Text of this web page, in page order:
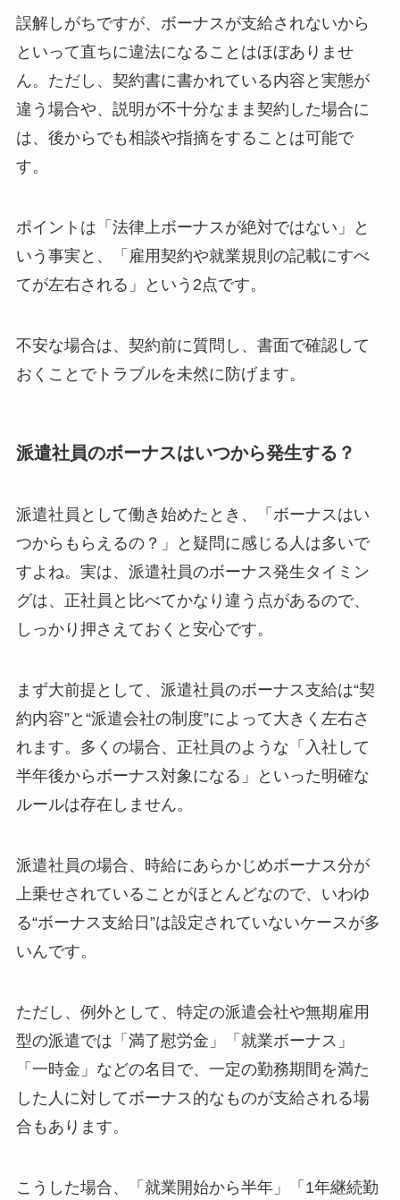
誤解しがちですが、ボーナスが支給されないから
といって直ちに違法になることはほぼありませ
ん。ただし、契約書に書かれている内容と実態が
違う場合や、説明が不十分なまま契約した場合に
は、後からでも相談や指摘をすることは可能で
す。
ポイントは「法律上ボーナスが絶対ではない」と
いう事実と、「雇用契約や就業規則の記載にすべ
てが左右される」という2点です。
不安な場合は、契約前に質問し、書面で確認して
おくことでトラブルを未然に防げます。
派遣社員のボーナスはいつから発生する？
派遣社員として働き始めたとき、「ボーナスはい
つからもらえるの？」と疑問に感じる人は多いで
すよね。実は、派遣社員のボーナス発生タイミン
グは、正社員と比べてかなり違う点があるので、
しっかり押さえておくと安心です。
まず大前提として、派遣社員のボーナス支給は“契
約内容”と“派遣会社の制度”によって大きく左右さ
れます。多くの場合、正社員のような「入社して
半年後からボーナス対象になる」といった明確な
ルールは存在しません。
派遣社員の場合、時給にあらかじめボーナス分が
上乗せされていることがほとんどなので、いわゆ
る“ボーナス支給日”は設定されていないケースが多
いんです。
ただし、例外として、特定の派遣会社や無期雇用
型の派遣では「満了慰労金」「就業ボーナス」
「一時金」などの名目で、一定の勤務期間を満た
した人に対してボーナス的なものが支給される場
合もあります。
こうした場合、「就業開始から半年」「1年継続勤